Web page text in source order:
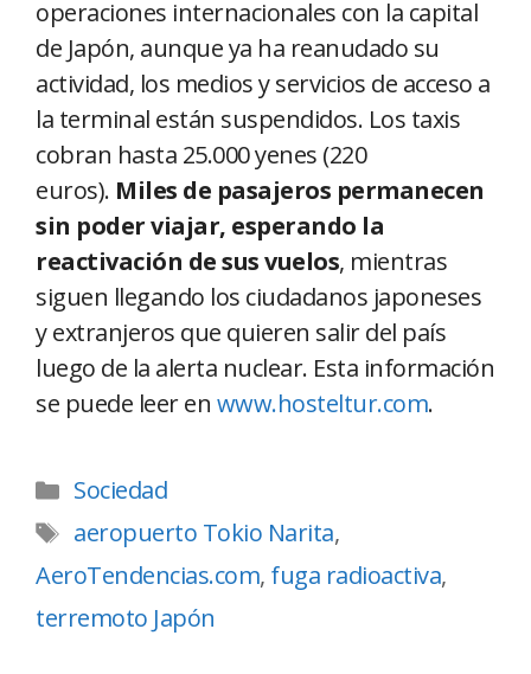
operaciones internacionales con la capital
de Japón, aunque ya ha reanudado su
actividad, los medios y servicios de acceso a
la terminal están suspendidos. Los taxis
cobran hasta 25.000 yenes (220
euros). Miles de pasajeros permanecen
sin poder viajar, esperando la
reactivación de sus vuelos, mientras
siguen llegando los ciudadanos japoneses
y extranjeros que quieren salir del país
luego de la alerta nuclear. Esta información
se puede leer en www.hosteltur.com.
Sociedad
aeropuerto Tokio Narita,
AeroTendencias.com, fuga radioactiva,
terremoto Japón